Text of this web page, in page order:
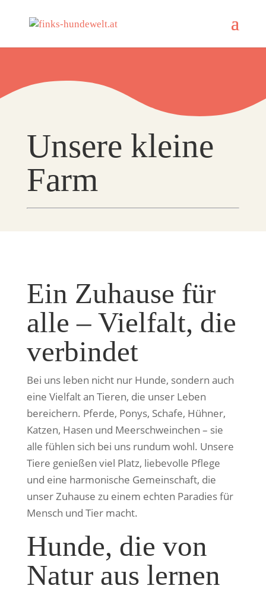
Unsere kleine
Farm
Ein Zuhause für
alle – Vielfalt, die
verbindet
Bei uns leben nicht nur Hunde, sondern auch
eine Vielfalt an Tieren, die unser Leben
bereichern. Pferde, Ponys, Schafe, Hühner,
Katzen, Hasen und Meerschweinchen – sie
alle fühlen sich bei uns rundum wohl. Unsere
Tiere genießen viel Platz, liebevolle Pflege
und eine harmonische Gemeinschaft, die
unser Zuhause zu einem echten Paradies für
Mensch und Tier macht.
Hunde, die von
Natur aus lernen